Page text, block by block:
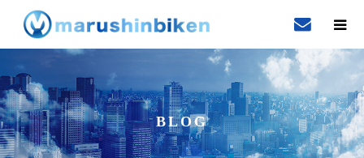
BLOG